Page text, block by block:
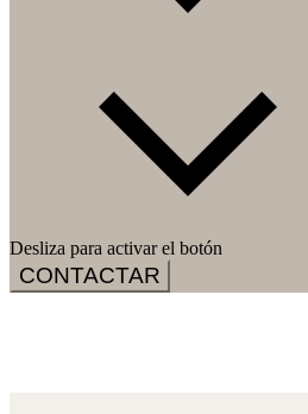
Desliza para activar el botón
CONTACTAR